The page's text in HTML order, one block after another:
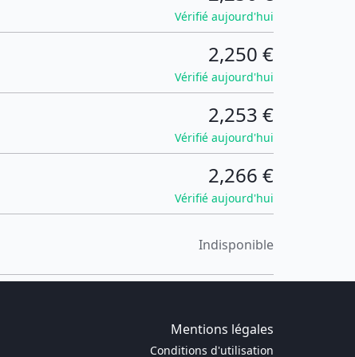
Vérifié aujourd'hui
2,250 €
Vérifié aujourd'hui
2,253 €
Vérifié aujourd'hui
2,266 €
Vérifié aujourd'hui
Indisponible
Mentions légales
Conditions d'utilisation